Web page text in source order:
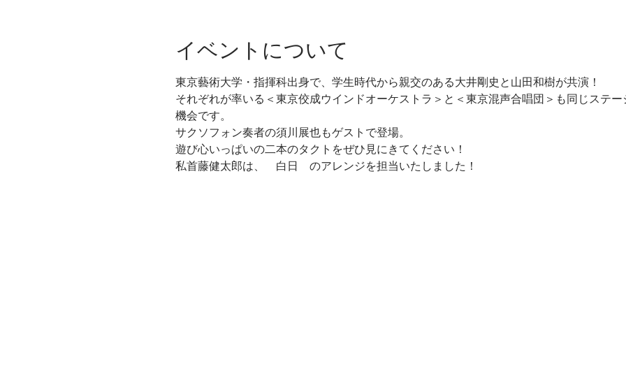
イベントについて
東京藝術大学・指揮科出身で、学生時代から親交のある大井剛史と山田和樹が共演！
それぞれが率いる＜東京佼成ウインドオーケストラ＞と＜東京混声合唱団＞も同じステ
機会です。
サクソフォン奏者の須川展也もゲストで登場。
遊び心いっぱいの二本のタクトをぜひ見にきてください！
私首藤健太郎は、　白日　のアレンジを担当いたしました！